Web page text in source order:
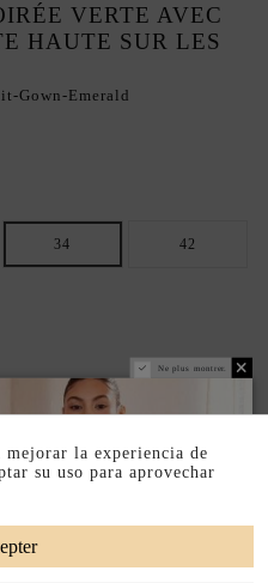
VERTE AVEC
HAUTE SUR LES
Gown-Emerald
34 42
: CONSULTEZ LE GUIDE.
faciles
Ne plus montrer.
mejorar la experiencia de
su uso para aprovechar